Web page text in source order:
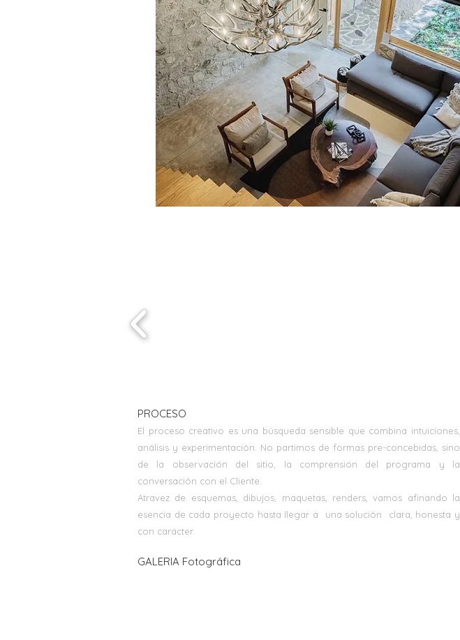
GALERIA Fotográfica
PROCESO
El proceso creativo es una búsqueda sensible que combina intuiciones,
análisis y experimentación. No partimos de formas pre-concebidas, sino
de la observación del sitio, la comprensión del programa y la
conversación con el Cliente.
Atravez de esquemas, dibujos, maquetas, renders, vamos afinando la
esencia de cada proyecto hasta llegar a una solución clara, honesta y
con carácter.